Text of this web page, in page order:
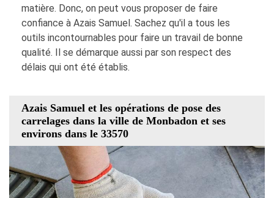
matière. Donc, on peut vous proposer de faire
confiance à Azais Samuel. Sachez qu'il a tous les
outils incontournables pour faire un travail de bonne
qualité. Il se démarque aussi par son respect des
délais qui ont été établis.
Azais Samuel et les opérations de pose des
carrelages dans la ville de Monbadon et ses
environs dans le 33570